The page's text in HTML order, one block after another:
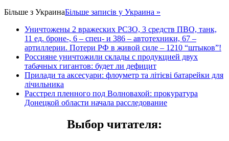
Більше з УкраинаБільше записів у Украина »
Уничтожены 2 вражеских РСЗО, 3 средств ПВО, танк,
11 ед. броне-, 6 – спец- и 386 – автотехники, 67 –
артиллерии. Потери РФ в живой силе – 1210 “штыков”!
Россияне уничтожили склады с продукцией двух
табачных гигантов: будет ли дефицит
Прилади та аксесуари: флоуметр та літієві батарейки для
лічильника
Расстрел пленного под Волновахой: прокуратура
Донецкой области начала расследование
Выбор читателя: